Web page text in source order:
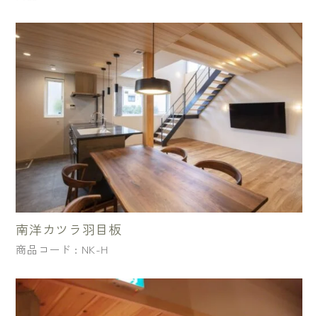
南洋カツラ羽目板
商品コード : NK-H